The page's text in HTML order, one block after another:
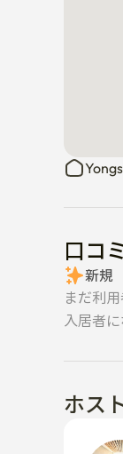
口コミ
新規
まだ利
入居者
ホス